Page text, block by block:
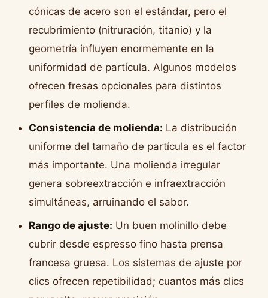
cónicas de acero son el estándar, pero el
recubrimiento (nitruración, titanio) y la
geometría influyen enormemente en la
uniformidad de partícula. Algunos modelos
ofrecen fresas opcionales para distintos
perfiles de molienda.
Consistencia de molienda: La distribución
uniforme del tamaño de partícula es el factor
más importante. Una molienda irregular
genera sobreextracción e infraextracción
simultáneas, arruinando el sabor.
Rango de ajuste: Un buen molinillo debe
cubrir desde espresso fino hasta prensa
francesa gruesa. Los sistemas de ajuste por
clics ofrecen repetibilidad; cuantos más clics